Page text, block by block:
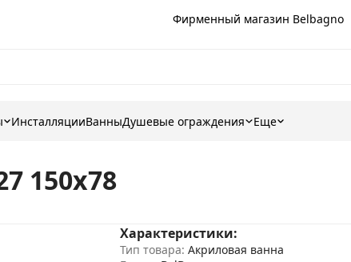
Фирменный магазин Belbagno
ИнсталляцииВанныДушевые ограждения Еще
150x78
Характеристики:
Тип товара: Акриловая ванна